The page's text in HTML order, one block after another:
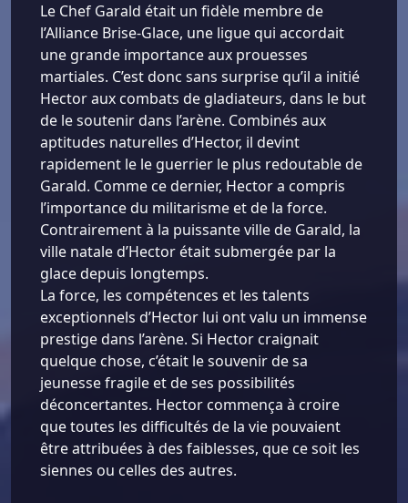
Le Chef Garald était un fidèle membre de
l’Alliance Brise-Glace, une ligue qui accordait
une grande importance aux prouesses
martiales. C’est donc sans surprise qu’il a initié
Hector aux combats de gladiateurs, dans le but
de le soutenir dans l’arène. Combinés aux
aptitudes naturelles d’Hector, il devint
rapidement le le guerrier le plus redoutable de
Garald. Comme ce dernier, Hector a compris
l’importance du militarisme et de la force.
Contrairement à la puissante ville de Garald, la
ville natale d’Hector était submergée par la
glace depuis longtemps.
La force, les compétences et les talents
exceptionnels d’Hector lui ont valu un immense
prestige dans l’arène. Si Hector craignait
quelque chose, c’était le souvenir de sa
jeunesse fragile et de ses possibilités
déconcertantes. Hector commença à croire
que toutes les difficultés de la vie pouvaient
être attribuées à des faiblesses, que ce soit les
siennes ou celles des autres.